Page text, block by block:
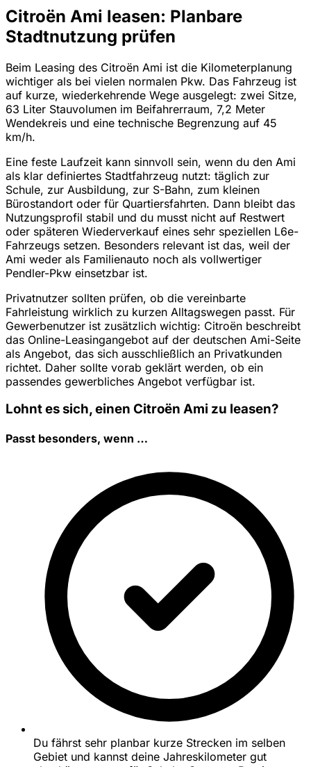
Citroën Ami leasen: Planbare
Stadtnutzung prüfen
Beim Leasing des Citroën Ami ist die Kilometerplanung
wichtiger als bei vielen normalen Pkw. Das Fahrzeug ist
auf kurze, wiederkehrende Wege ausgelegt: zwei Sitze,
63 Liter Stauvolumen im Beifahrerraum, 7,2 Meter
Wendekreis und eine technische Begrenzung auf 45
km/h.
Eine feste Laufzeit kann sinnvoll sein, wenn du den Ami
als klar definiertes Stadtfahrzeug nutzt: täglich zur
Schule, zur Ausbildung, zur S-Bahn, zum kleinen
Bürostandort oder für Quartiersfahrten. Dann bleibt das
Nutzungsprofil stabil und du musst nicht auf Restwert
oder späteren Wiederverkauf eines sehr speziellen L6e-
Fahrzeugs setzen. Besonders relevant ist das, weil der
Ami weder als Familienauto noch als vollwertiger
Pendler-Pkw einsetzbar ist.
Privatnutzer sollten prüfen, ob die vereinbarte
Fahrleistung wirklich zu kurzen Alltagswegen passt. Für
Gewerbenutzer ist zusätzlich wichtig: Citroën beschreibt
das Online-Leasingangebot auf der deutschen Ami-Seite
als Angebot, das sich ausschließlich an Privatkunden
richtet. Daher sollte vorab geklärt werden, ob ein
passendes gewerbliches Angebot verfügbar ist.
Lohnt es sich, einen Citroën Ami zu leasen?
Passt besonders, wenn …
Du fährst sehr planbar kurze Strecken im selben
Gebiet und kannst deine Jahreskilometer gut